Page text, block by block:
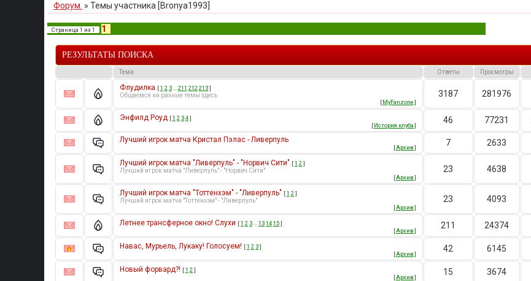
Форум. » Темы участника [Bronya1993]
Страница 1 из 1 1
РЕЗУЛЬТАТЫ ПОИСКА
Тема Ответы Просмотры
Флудилка [1 2 3… 211 212 213]
Общаемся на разные темы здесь
[MyFanzone]
3187 281976
Энфилд Роуд [1 2 34]
[История клуба]
46 77231
Лучший игрок матча Кристал Пэлас - Ливерпуль
[Архив] 7 2633
Лучший игрок матча "Ливерпуль" - "Норвич Сити" [1 2 ]
Лучший игрок матча "Ливерпуль" - "Норвич Сити"
[Архив]
23 4638
Лучший игрок матча "Тоттенхэм" - "Ливерпуль" [1 2 ]
Лучший игрок матча "Тоттенхэм" - "Ливерпуль"
[Архив]
23 4093
Летнее трансферное окно! Слухи [1 2 3… 131415]
[Архив]
211 24374
Навас, Мурьель, Лукаку! Голосуем! [1 2 3]
[Архив]
42 6145
Новый форвард?! [1 2 ]
[Архив]
15 3674